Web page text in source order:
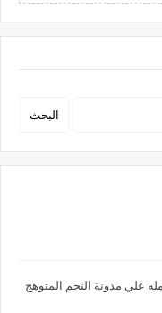
علي مدونة النجم المتوهج